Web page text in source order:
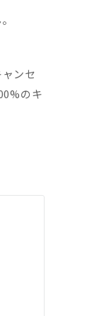
ンセ
のキ